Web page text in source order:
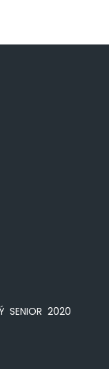
SENIOR 2020